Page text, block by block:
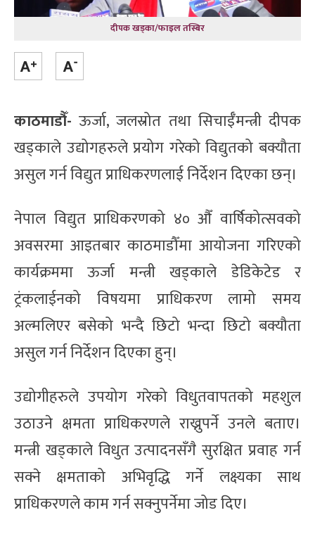
दीपक खड्का/फाइल तस्बिर
काठमाडौँ-ऊर्जा, जलस्रोत तथा सिचाईँमन्त्री दीपक
खड्काले उद्योगहरुले प्रयोग गरेको विद्युतको बक्यौता
असुल गर्न विद्युत प्राधिकरणलाई निर्देशन दिएका छन्।
नेपाल विद्युत प्राधिकरणको ४० औँ वार्षिकोत्सवको
अवसरमा आइतबार काठमाडौँमा आयोजना गरिएको
कार्यक्रममा ऊर्जा मन्त्री खड्काले डेडिकेटेड र
ट्रंकलाईनको विषयमा प्राधिकरण लामो समय
अल्मलिएर बसेको भन्दै छिटो भन्दा छिटो बक्यौता
असुल गर्न निर्देशन दिएका हुन्।
उद्योगीहरुले उपयोग गरेको विधुतवापतको महशुल
उठाउने क्षमता प्राधिकरणले राख्नुपर्ने उनले बताए।
मन्त्री खड्काले विधुत उत्पादनसँगै सुरक्षित प्रवाह गर्न
सक्ने क्षमताको अभिवृद्धि गर्ने लक्ष्यका साथ
प्राधिकरणले काम गर्न सक्नुपर्नेमा जोड दिए।